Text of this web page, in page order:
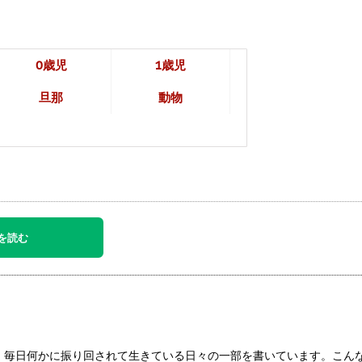
0歳児 1歳児
旦那 動物
読む
日何かに振り回されて生きている日々の一部を書いています。こん